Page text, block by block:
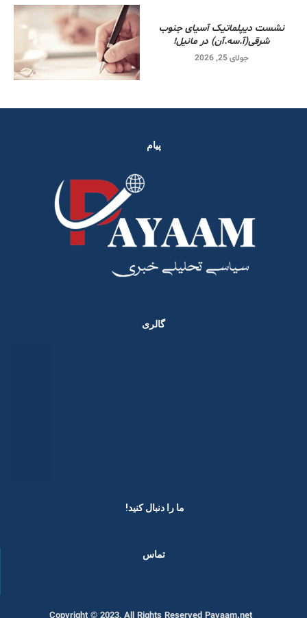
نشست دیپلماتیک آسیای جنوب
شرقی‌(آ.سه.آن) در مانیل!
جولای 25, 2026
پیام
گالری
ما را دنبال کنید! ​
تماس